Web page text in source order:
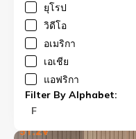
ยุโรป
วิดีโอ
อเมริกา
เอเชีย
แอฟริกา
Filter By Alphabet:
F